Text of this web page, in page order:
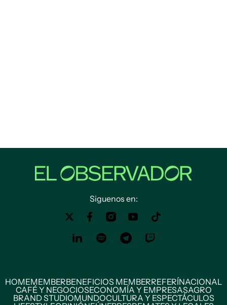
Siguenos en:
HOMEMEMBERBENEFICIOS MEMBERREFERÍNACIONAL
CAFÉ Y NEGOCIOSECONOMÍA Y EMPRESASAGRO
BRAND STUDIOMUNDOCULTURA Y ESPECTÁCULOS